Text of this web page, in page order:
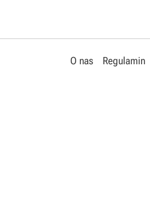
O nas Regulamin